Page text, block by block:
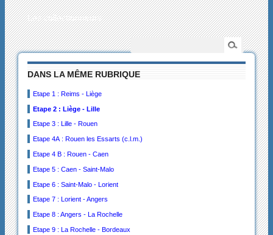
Les collectionneurs
DANS LA MÊME RUBRIQUE
Etape 1 : Reims - Liège
Etape 2 : Liège - Lille
Etape 3 : Lille - Rouen
Etape 4A : Rouen les Essarts (c.l.m.)
Etape 4 B : Rouen - Caen
Etape 5 : Caen - Saint-Malo
Etape 6 : Saint-Malo - Lorient
Etape 7 : Lorient - Angers
Etape 8 : Angers - La Rochelle
Etape 9 : La Rochelle - Bordeaux